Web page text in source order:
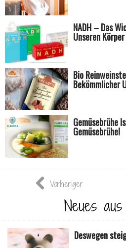
NADH – Das
Unseren Körper
Bio
Bekömmlicher
Gemüsebrühe
Gemüsebrühe!
Vorheriger
Neues
Deswegen